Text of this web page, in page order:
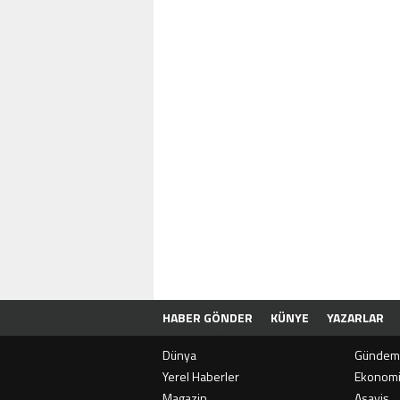
HABER GÖNDER KÜNYE YAZARLAR
Dünya
Gündem
Yerel Haberler
Ekonomi